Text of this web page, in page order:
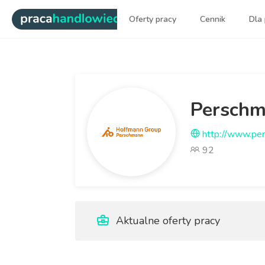
| Najlepsi ludzie sprzedaży
Oferty pracy Cennik Dla
http://
92
Aktualne oferty pracy